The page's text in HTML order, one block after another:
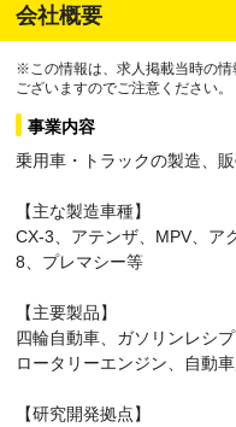
会社概要
※この情報は、求人掲載当時の
ございますのでご注意ください。
事業内容
乗用車・トラックの製造、
【主な製造車種】
CX-3、アテンザ、MPV、ア
8、プレマシー等
【主要製品】
四輪自動車、ガソリンレシ
ロータリーエンジン、自動
【研究開発拠点】